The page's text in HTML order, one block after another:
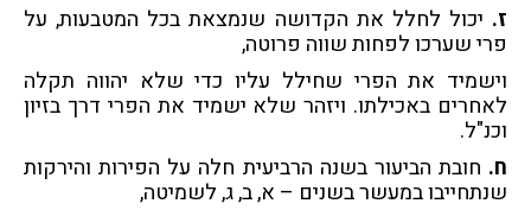
ז. יכול לחלל את הקדושה שנמצאת בכל המטבעות, על
פרי שערכו לפחות שווה פרוטה,
וישמיד את הפרי שחילל עליו כדי שלא יהווה תקלה
לאחרים באכילתו. ויזהר שלא ישמיד את הפרי דרך בזיון
וכנ"ל.
ח. חובת הביעור בשנה הרביעית חלה על הפירות והירקות
שנתחייבו במעשר בשנים – א, ב, ג, לשמיטה,